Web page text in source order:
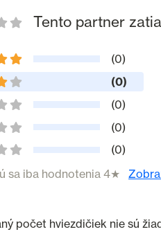
Tento partner
(0)
(0)
(0)
(0)
(0)
sa iba hodnotenia 4★
počet hviezdičiek nie sú